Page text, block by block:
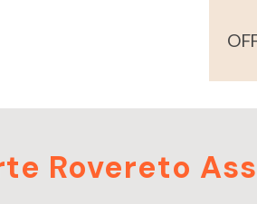
Rovereto